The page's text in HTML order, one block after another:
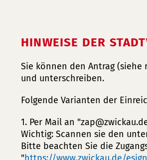
HINWEISE DER
Sie können den Antrag (siehe
und unterschreiben.
Folgende Varianten der
1. Per Mail an "zap zwickau
Wichtig: Scannen sie den
Bitte beachten Sie die